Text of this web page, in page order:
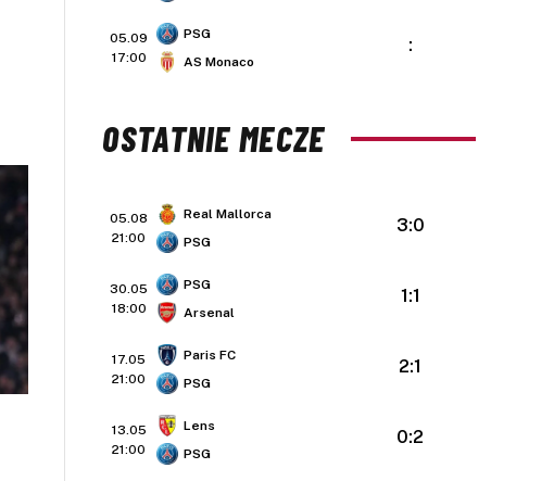
05.09
17:00
PSG
AS Monaco
:
OSTATNIE MECZE
05.08
21:00
Real Mallorca
PSG
3:0
30.05
18:00
PSG
Arsenal
1:1
17.05
21:00
Paris FC
PSG
2:1
13.05
21:00
Lens
PSG
0:2